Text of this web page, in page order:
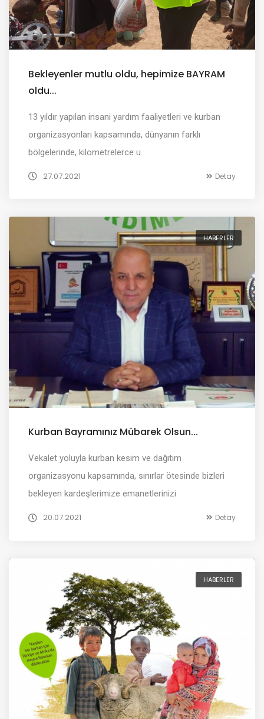
Bekleyenler mutlu oldu, hepimize BAYRAM
oldu...
13 yıldır yapılan insani yardım faaliyetleri ve kurban
organizasyonları kapsamında, dünyanın farklı
bölgelerinde, kilometrelerce u
27.07.2021 Detay
HABERLER
Kurban Bayramınız Mübarek Olsun...
Vekalet yoluyla kurban kesim ve dağıtım
organizasyonu kapsamında, sınırlar ötesinde bizleri
bekleyen kardeşlerimize emanetlerinizi
20.07.2021 Detay
HABERLER